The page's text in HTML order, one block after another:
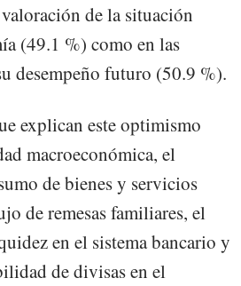
de la situación
(49.1 %) como en las
desempeño futuro (50.9 %).
explican este optimismo
macroeconómica, el
de bienes y servicios
de remesas familiares, el
en el sistema bancario y
de divisas en el